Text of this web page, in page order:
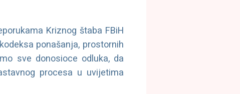
Kriznog štaba FBiH
ponašanja, prostornih
sve donosioce odluka, da
procesa u uvijetima